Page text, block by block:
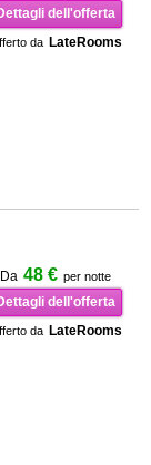
dell'offerta
da LateRooms
Da 48 € per notte
dell'offerta
da LateRooms